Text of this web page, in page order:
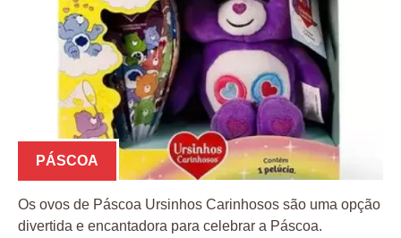
PÁSCOA
Os ovos de Páscoa Ursinhos Carinhosos são uma opção
divertida e encantadora para celebrar a Páscoa.